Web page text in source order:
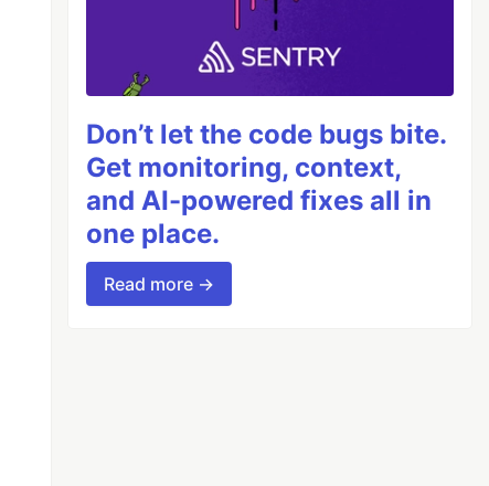
Don’t let the code bugs bite.
Get monitoring, context,
and AI-powered fixes all in
one place.
Read more →